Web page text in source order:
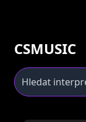
CSMUSIC